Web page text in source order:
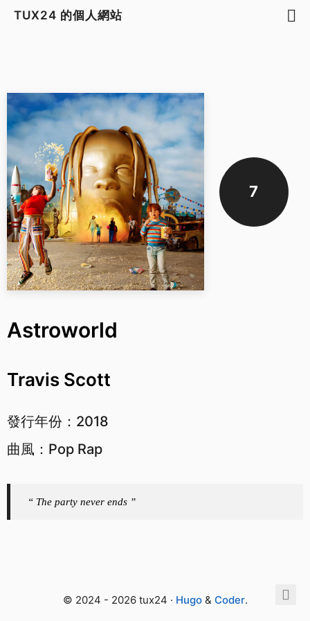
TUX24 的個人網站
7
Astroworld
Travis Scott
發行年份：2018
曲風：Pop Rap
“ The party never ends ”
© 2024 - 2026 tux24 · Hugo& Coder.